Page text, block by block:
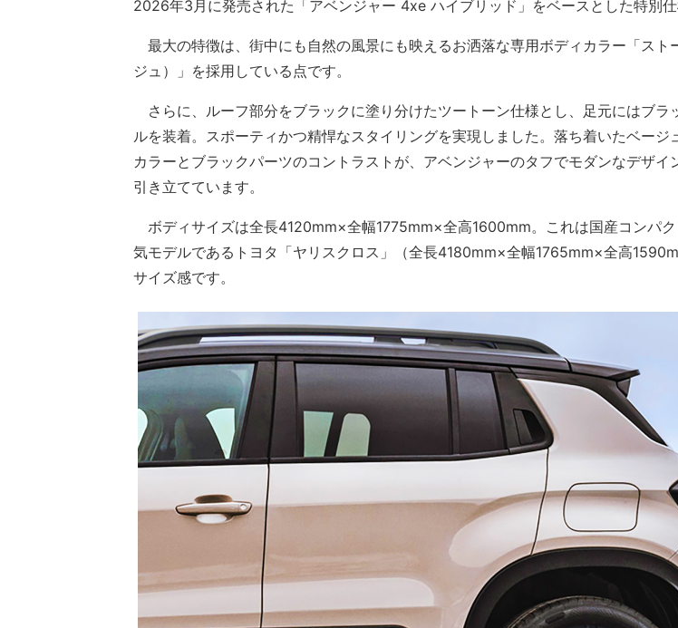
2026年3月に発売された「アベンジャー 4xe ハイブリッド」をベースとした特別仕
最大の特徴は、街中にも自然の風景にも映えるお洒落な専用ボディカラー「スト
ジュ）」を採用している点です。
さらに、ルーフ部分をブラックに塗り分けたツートーン仕様とし、足元にはブラ
ルを装着。スポーティかつ精悍なスタイリングを実現しました。落ち着いたベージ
カラーとブラックパーツのコントラストが、アベンジャーのタフでモダンなデザイ
引き立てています。
ボディサイズは全長4120mm×全幅1775mm×全高1600mm。これは国産コンパク
気モデルであるトヨタ「ヤリスクロス」（全長4180mm×全幅1765mm×全高
サイズ感です。